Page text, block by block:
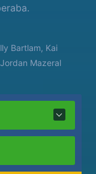
Bartlam, Kai
Mazeral